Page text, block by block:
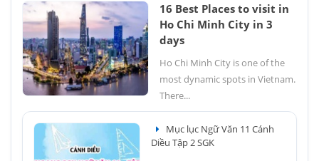
16 Best Places to visit in
Ho Chi Minh City in 3
days
Ho Chi Minh City is one of the
most dynamic spots in Vietnam.
There...
Mục lục Ngữ Văn 11 Cánh
Diều Tập 2 SGK